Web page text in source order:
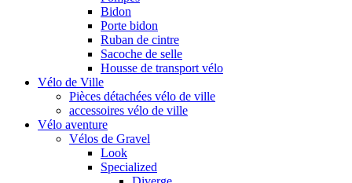
Bidon
Porte bidon
Ruban de cintre
Sacoche de selle
Housse de transport vélo
Vélo de Ville
Pièces détachées vélo de ville
accessoires vélo de ville
Vélo aventure
Vélos de Gravel
Look
Specialized